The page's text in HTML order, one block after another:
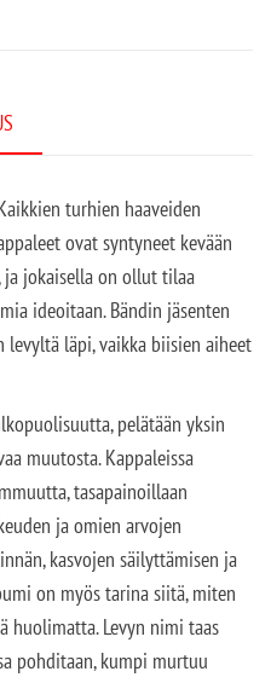
turhien haaveiden
ovat syntyneet kevään
ja jokaisella on ollut tilaa
ideoitaan. Bändin jäsenten
läpi, vaikka biisien aiheet
pelätään yksin
muutosta. Kappaleissa
tasapainoillaan
ja omien arvojen
kasvojen säilyttämisen ja
on myös tarina siitä, miten
huolimatta. Levyn nimi taas
pohditaan, kumpi murtuu